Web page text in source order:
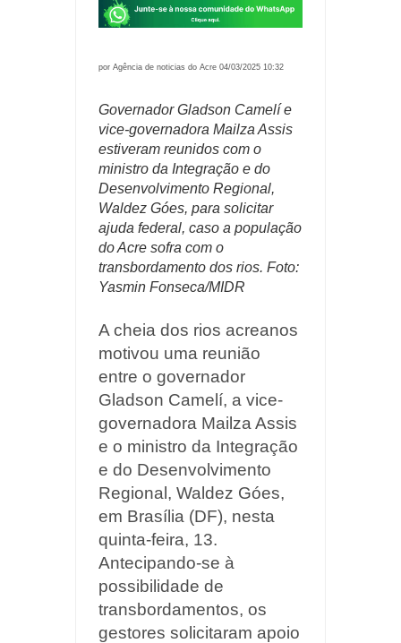
por Agência de noticias do Acre 04/03/2025 10:32
Governador Gladson Camelí e
vice-governadora Mailza Assis
estiveram reunidos com o
ministro da Integração e do
Desenvolvimento Regional,
Waldez Góes, para solicitar
ajuda federal, caso a população
do Acre sofra com o
transbordamento dos rios. Foto:
Yasmin Fonseca/MIDR
A cheia dos rios acreanos
motivou uma reunião
entre o governador
Gladson Camelí, a vice-
governadora Mailza Assis
e o ministro da Integração
e do Desenvolvimento
Regional, Waldez Góes,
em Brasília (DF), nesta
quinta-feira, 13.
Antecipando-se à
possibilidade de
transbordamentos, os
gestores solicitaram apoio